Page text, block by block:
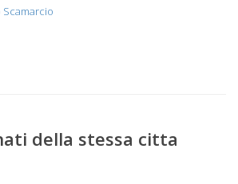
Scamarcio
della stessa citta